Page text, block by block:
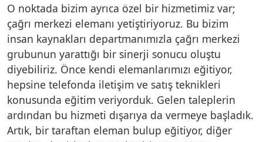
O noktada bizim ayrıca özel bir hizmetimiz var;
çağrı merkezi elemanı yetiştiriyoruz. Bu bizim
insan kaynakları departmanımızla çağrı merkezi
grubunun yarattığı bir sinerji sonucu oluştu
diyebiliriz. Önce kendi elemanlarımızı eğitiyor,
hepsine telefonda iletişim ve satış teknikleri
konusunda eğitim veriyorduk. Gelen taleplerin
ardından bu hizmeti dışarıya da vermeye başladık.
Artık, bir taraftan eleman bulup eğitiyor, diğer